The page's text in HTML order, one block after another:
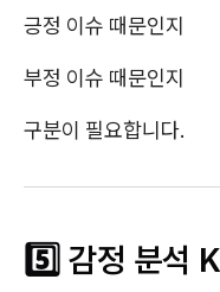
긍정 이슈 때문인지
부정 이슈 때문인지
구분이 필요합니다.
5️⃣ 감정 분석